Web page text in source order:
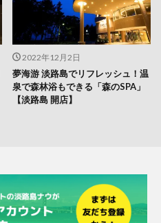
2022年12月2日
夢海游 淡路島でリフレッシュ！温
泉で森林浴もできる「森のSPA」
【淡路島 開店】